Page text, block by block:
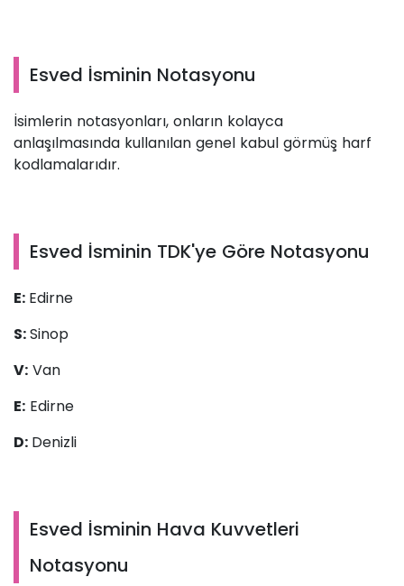
Esved İsminin Notasyonu
İsimlerin notasyonları, onların kolayca
anlaşılmasında kullanılan genel kabul görmüş harf
kodlamalarıdır.
Esved İsminin TDK'ye Göre Notasyonu
E: Edirne
S:Sinop
V: Van
E: Edirne
D: Denizli
Esved İsminin Hava Kuvvetleri
Notasyonu